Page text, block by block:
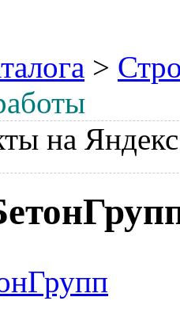
>
на